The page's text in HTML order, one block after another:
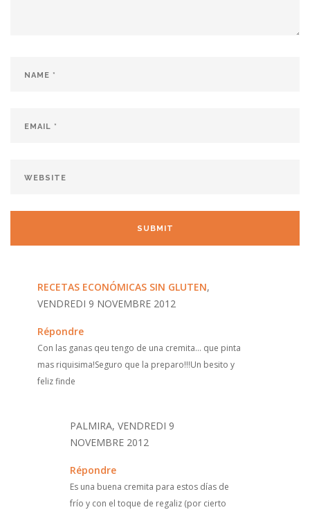
RECETAS ECONÓMICAS SIN GLUTEN,
VENDREDI 9 NOVEMBRE 2012
Répondre
Con las ganas qeu tengo de una cremita... que pinta
mas riquisima!Seguro que la preparo!!!Un besito y
feliz finde
PALMIRA, VENDREDI 9
NOVEMBRE 2012
Répondre
Es una buena cremita para estos días de
frío y con el toque de regaliz (por cierto